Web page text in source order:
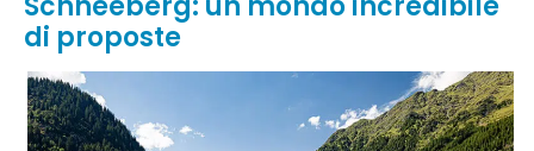
di proposte